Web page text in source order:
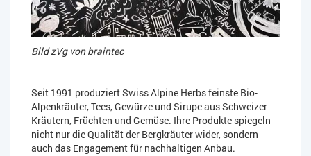
Bild zVg von braintec
Seit 1991 produziert Swiss Alpine Herbs feinste Bio-
Alpenkräuter, Tees, Gewürze und Sirupe aus Schweizer
Kräutern, Früchten und Gemüse. Ihre Produkte spiegeln
nicht nur die Qualität der Bergkräuter wider, sondern
auch das Engagement für nachhaltigen Anbau.